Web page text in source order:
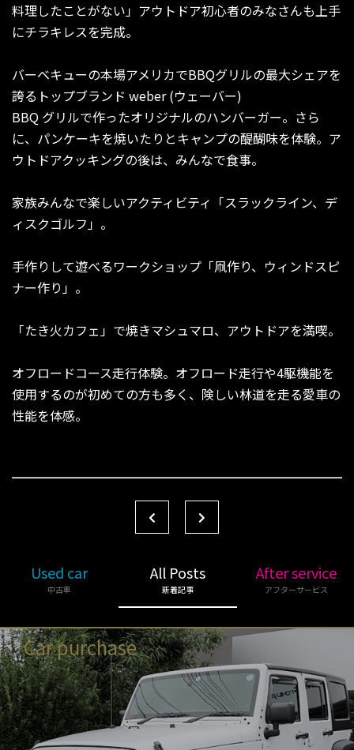
料理したことがない」アウトドア初心者のみなさんも上手
にチラキレスを完成。
バーベキューの本場アメリカでBBQグリルの最大シェアを
誇るトップブランド weber (ウェーバー)
BBQ グリルで作ったオリジナルのハンバーガー。さら
に、パンケーキを焼いたりとキャンプの醍醐味を体験。ア
ウトドアクッキングの後は、みんなで食事。
家族みんなで楽しいアクティビティ「スラックライン、デ
ィスクゴルフ」。
手作りして遊べるワークショップ「凧作り、ウィンドスピ
ナー作り」。
「たき火カフェ」で焼きマシュマロ、アウトドアを満喫。
オフロードコース走行体験。オフロード走行や4駆機能を
使用するのが初めての方も多く、険しい林道を走る愛車の
性能を体感。
Used car
中古車
All Posts
新着記事
After service
アフターサービス
Car purchase